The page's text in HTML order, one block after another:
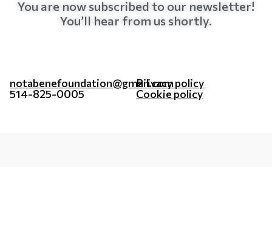
You are now subscribed to our newsletter!
You’ll hear from us shortly.
notabenefoundation@gmail.com
514-825-0005
Privacy policy
Cookie policy